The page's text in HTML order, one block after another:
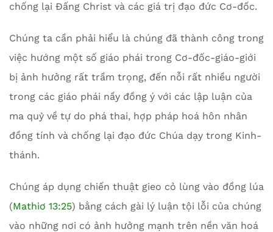
chống lại Đấng Christ và các giá trị đạo đức Cơ-đốc.
Chúng ta cần phải hiểu là chúng đã thành công trong
việc hướng một số giáo phái trong Cơ-đốc-giáo-giới
bị ảnh hưởng rất trầm trọng, đến nỗi rất nhiều người
trong các giáo phái nầy đồng ý với các lập luận của
ma quỷ về tự do phá thai, hợp pháp hoá hôn nhân
đồng tính và chống lại đạo đức Chúa dạy trong Kinh-
thánh.
Chúng áp dụng chiến thuật gieo cỏ lùng vào đồng lúa
(Mathiơ 13:25) bằng cách gài lý luận tội lỗi của chúng
vào những nơi có ảnh hưởng mạnh trên nền văn hoá